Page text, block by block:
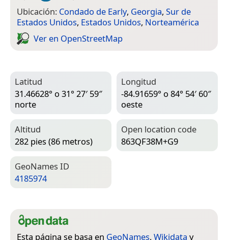
Ubicación: Condado de Early, Georgia, Sur de
Estados Unidos, Estados Unidos, Norteamérica
Ver en Open­Street­Map
Latitud
31.46628° o 31° 27′ 59″
norte
Longitud
-84.91659° o 84° 54′ 60″
oeste
Altitud
282 pies (86 metros)
Open location code
863QF38M+G9
Geo­Names ID
4185974
Esta página se basa en GeoNames, Wikidata y